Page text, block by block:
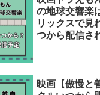
の地球交響楽
リックスで見
つから配信さ
映画【傲慢と